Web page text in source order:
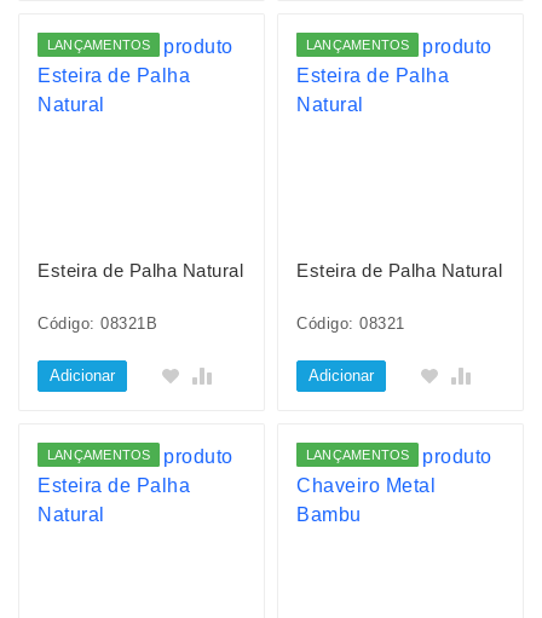
LANÇAMENTOS
Esteira de Palha Natural
Código: 08321B
Adicionar
LANÇAMENTOS
Esteira de Palha Natural
Código: 08321
Adicionar
LANÇAMENTOS LANÇAMENTOS